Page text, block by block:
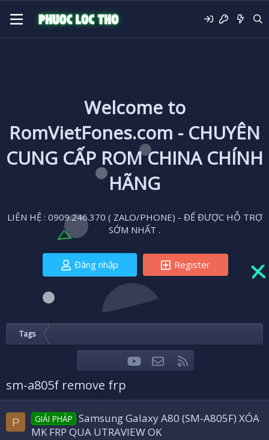
Welcome to
RomVietFones.com - CHUYÊN
CUNG CẤP ROM CHINA CHÍNH
HÃNG
LIÊN HỆ : 0909.246.370 ( ZALO/PHONE) - ĐỂ ĐƯỢC HỖ TRỢ
SỚM NHẤT .
Đăng nhập Register
Tags
FacebookTwitteryoutubeLiên hệ
sm-a805f remove frp
P GIẢI PHÁP Samsung Galaxy A80 (SM-A805F) XÓA
MK FRP QUA UTRAVIEW OK